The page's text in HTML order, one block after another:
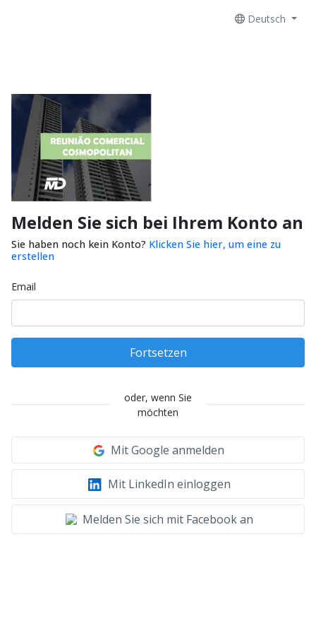
Deutsch
Melden Sie sich bei Ihrem Konto an
Sie haben noch kein Konto? Klicken Sie hier, um eine zu
erstellen
Email
Fortsetzen
oder, wenn Sie
möchten
Mit Google anmelden
Mit LinkedIn einloggen
Melden Sie sich mit Facebook an